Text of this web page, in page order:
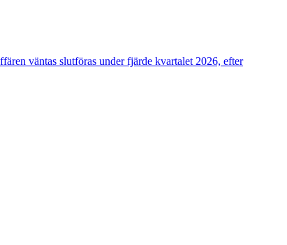
väntas slutföras under fjärde kvartalet 2026, efter